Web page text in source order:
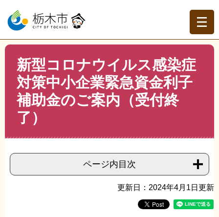
ー
の
先
ニ
ー
を
現在地
トップページ > 組織でさがす > 商工振興課 >新型コロナ
ウイルス感染症対策中小企業緊急資金利子補助金のご案内
（受付終了）
新型コロナウイルス感染症
対策中小企業緊急資金利子
補助金のご案内（受付終
了）
ページ内目次
更新日：2024年4月1日更新